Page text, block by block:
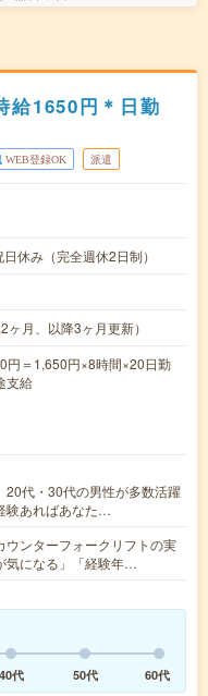
給1650円＊日勤
WEB登録OK 派遣
休み（完全週休2日制）
月、以降3ヶ月更新）
円＝1,650円×8時間×20日勤
支給
20代・30代の男性が多数活躍
験あればあなた…
ウンターフォークリフトの実
気になる」「経験年…
40代 50代 60代